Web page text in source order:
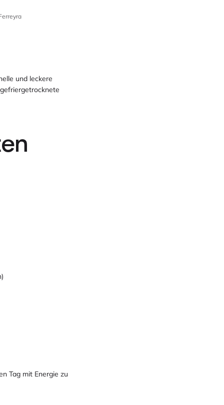
und leckere
Tag mit Energie zu